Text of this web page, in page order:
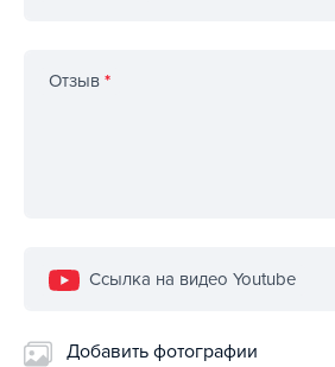
Отзыв *
Ссылка на видео Youtube
Добавить фотографии